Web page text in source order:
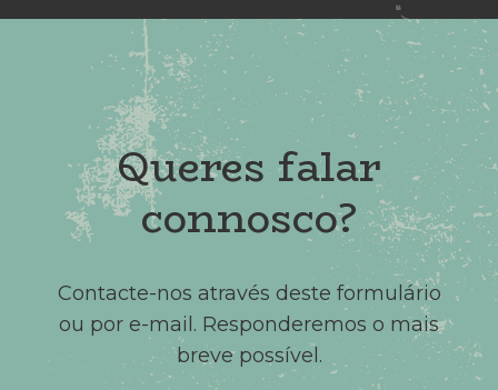
Queres falar
connosco?
Contacte-nos através deste formulário
ou por e-mail. Responderemos o mais
breve possível.